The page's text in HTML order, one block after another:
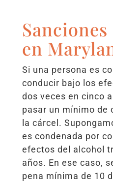
en
Si una persona es
conducir bajo los
dos veces en cinco
pasar un mínimo de
la cárcel.
es condenada por
efectos del alcohol
años. En ese caso,
pena mínima de 10